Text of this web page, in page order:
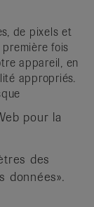
de pixels et
fois
appareil, en
appropriés.
pour la
des
données».